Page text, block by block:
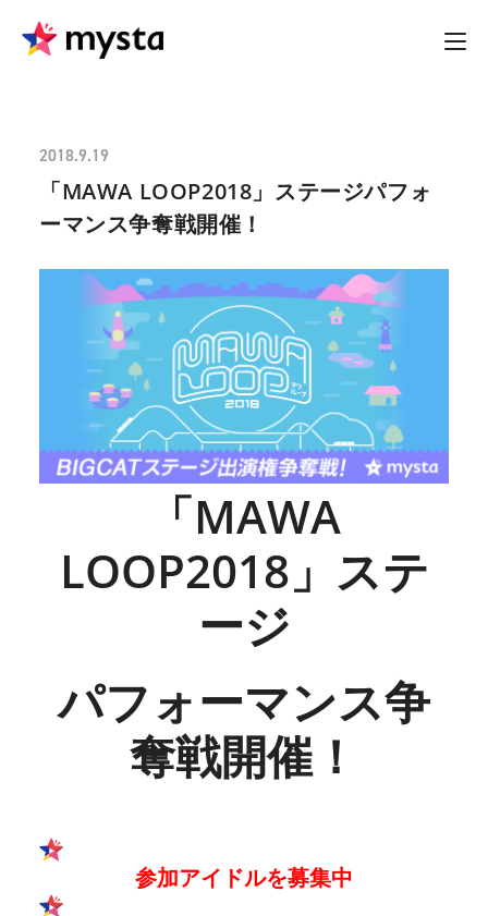
2018.9.19
「MAWA LOOP2018」ステージパフォ
ーマンス争奪戦開催！
「MAWA
LOOP2018」ステ
ージ
パフォーマンス争
奪戦開催！
参加アイドルを募集中